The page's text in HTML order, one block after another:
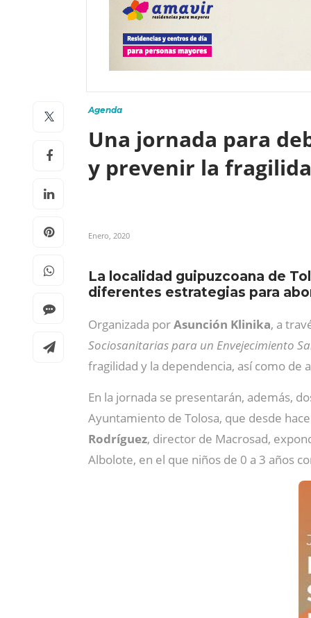
Agenda
Una jornada para
y prevenir la
Enero, 2020
La localidad guipuzcoana de
diferentes estrategias para
Organizada porAsunción Klinika, a
Sociosanitarias para un Envejecimiento
fragilidad y la dependencia, así como de
En la jornada se presentarán, además,
Ayuntamiento de Tolosa, que desde
Rodríguez, director de Macrosad,
Albolote, en el que niños de 0 a 3 años